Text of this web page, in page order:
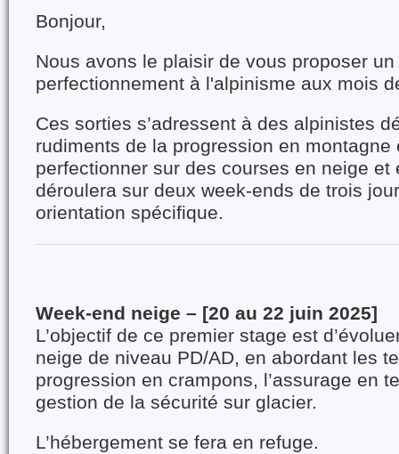
Bonjour,
Nous avons le plaisir de vous proposer
perfectionnement à l'alpinisme aux mois
Ces sorties s’adressent à des alpinistes
rudiments de la progression en montagne
perfectionner sur des courses en neige et
déroulera sur deux week-ends de trois
orientation spécifique.
Week-end neige – [20 au 22 juin 2025]
L’objectif de ce premier stage est
neige de niveau PD/AD, en abordant les
progression en crampons, l’assurage en
gestion de la sécurité sur glacier.
L’hébergement se fera en refuge.